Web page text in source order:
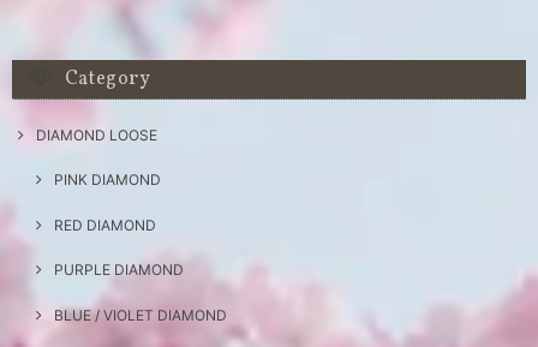
Category
DIAMOND LOOSE
PINK DIAMOND
RED DIAMOND
PURPLE DIAMOND
BLUE / VIOLET DIAMOND